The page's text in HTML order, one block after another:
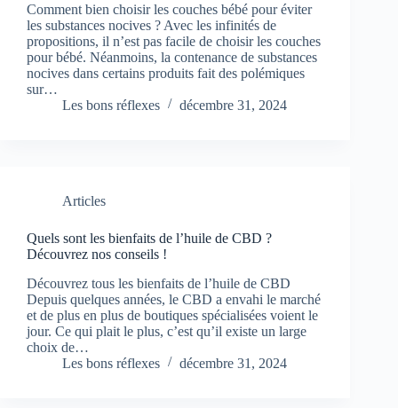
Comment bien choisir les couches bébé pour éviter
les substances nocives ? Avec les infinités de
propositions, il n’est pas facile de choisir les couches
pour bébé. Néanmoins, la contenance de substances
nocives dans certains produits fait des polémiques
sur…
Les bons réflexes
décembre 31, 2024
Articles
Quels sont les bienfaits de l’huile de CBD ?
Découvrez nos conseils !
Découvrez tous les bienfaits de l’huile de CBD
Depuis quelques années, le CBD a envahi le marché
et de plus en plus de boutiques spécialisées voient le
jour. Ce qui plait le plus, c’est qu’il existe un large
choix de…
Les bons réflexes
décembre 31, 2024